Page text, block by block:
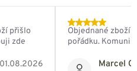
01.08.2026
přišlo
zde
Marcel
Objednané zboží
pořádku.